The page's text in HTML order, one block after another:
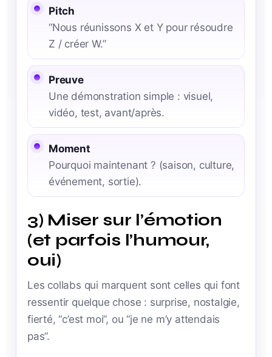
Pitch
“Nous réunissons X et Y pour résoudre
Z / créer W.”
Preuve
Une démonstration simple : visuel,
vidéo, test, avant/après.
Moment
Pourquoi maintenant ? (saison, culture,
événement, sortie).
3) Miser sur l’émotion
(et parfois l’humour,
oui)
Les collabs qui marquent sont celles qui font
ressentir quelque chose : surprise, nostalgie,
fierté, “c’est moi”, ou “je ne m’y attendais
pas”.